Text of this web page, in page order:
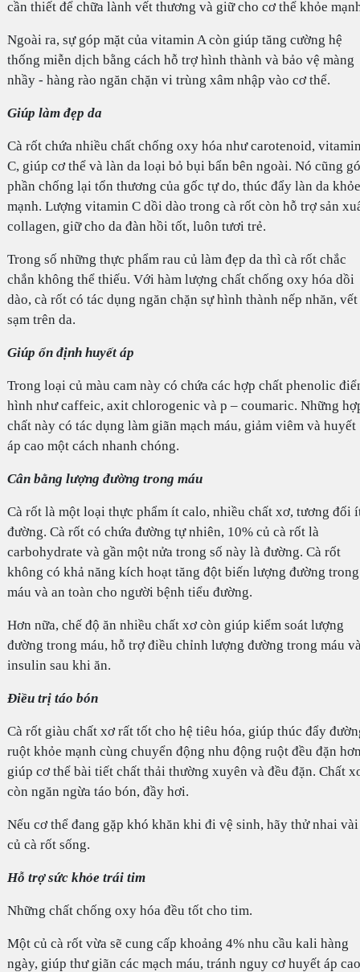
cần thiết để chữa lành vết thương và giữ cho cơ thể khỏe
Ngoài ra, sự góp mặt của vitamin A còn giúp tăng cường hệ
thống miễn dịch bằng cách hỗ trợ hình thành và bảo vệ màng
nhầy - hàng rào ngăn chặn vi trùng xâm nhập vào cơ thể.
Giúp làm đẹp da
Cà rốt chứa nhiều chất chống oxy hóa như carotenoid,
C, giúp cơ thể và làn da loại bỏ bụi bẩn bên ngoài. Nó cũng
phần chống lại tổn thương của gốc tự do, thúc đẩy làn da khỏe
mạnh. Lượng vitamin C dồi dào trong cà rốt còn hỗ trợ sản
collagen, giữ cho da đàn hồi tốt, luôn tươi trẻ.
Trong số những thực phẩm rau củ làm đẹp da thì cà rốt chắc
chắn không thể thiếu. Với hàm lượng chất chống oxy hóa dồi
dào, cà rốt có tác dụng ngăn chặn sự hình thành nếp nhăn, vết
sạm trên da.
Giúp ổn định huyết áp
Trong loại củ màu cam này có chứa các hợp chất phenolic
hình như caffeic, axit chlorogenic và p – coumaric. Những
chất này có tác dụng làm giãn mạch máu, giảm viêm và huyết
áp cao một cách nhanh chóng.
Cân bằng lượng đường trong máu
Cà rốt là một loại thực phẩm ít calo, nhiều chất xơ, tương đối
đường. Cà rốt có chứa đường tự nhiên, 10% củ cà rốt là
carbohydrate và gần một nửa trong số này là đường. Cà rốt
không có khả năng kích hoạt tăng đột biến lượng đường trong
máu và an toàn cho người bệnh tiểu đường.
Hơn nữa, chế độ ăn nhiều chất xơ còn giúp kiểm soát lượng
đường trong máu, hỗ trợ điều chỉnh lượng đường trong máu
insulin sau khi ăn.
Điều trị táo bón
Cà rốt giàu chất xơ rất tốt cho hệ tiêu hóa, giúp thúc đẩy
ruột khỏe mạnh cùng chuyển động nhu động ruột đều đặn
giúp cơ thể bài tiết chất thải thường xuyên và đều đặn. Chất
còn ngăn ngừa táo bón, đầy hơi.
Nếu cơ thể đang gặp khó khăn khi đi vệ sinh, hãy thử nhai vài
củ cà rốt sống.
Hỗ trợ sức khỏe trái tim
Những chất chống oxy hóa đều tốt cho tim.
Một củ cà rốt vừa sẽ cung cấp khoảng 4% nhu cầu kali hàng
ngày, giúp thư giãn các mạch máu, tránh nguy cơ huyết áp cao